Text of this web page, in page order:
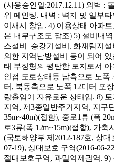
(사용승인일:2017.12.11) 외벽 :
위 페인팅. 내벽 : 벽지 및 일부
이새시 창임. 4) 이용상태 아파
은 내부구조도 참조) 5) 설비내
스설비, 승강기설비, 화재탐지
의한 지역난방설비 등이 되어
태 부정형의 평탄한 토지로서
인접 도로상태등 남측으로 노폭
터, 북동측으로 노폭 12미터 포
량출입이 자유로운 상태임. 8)
지역, 제3종일반주거지역, 지구
35m~40m)(접함), 중로1류 (폭
로3류(폭 12m~15m)(접함), 가
(국토해양부 제2012-187호, 상
07-19), 상대보호 구역(2016-06-
절대보호구역, 과밀억제권역. 9)